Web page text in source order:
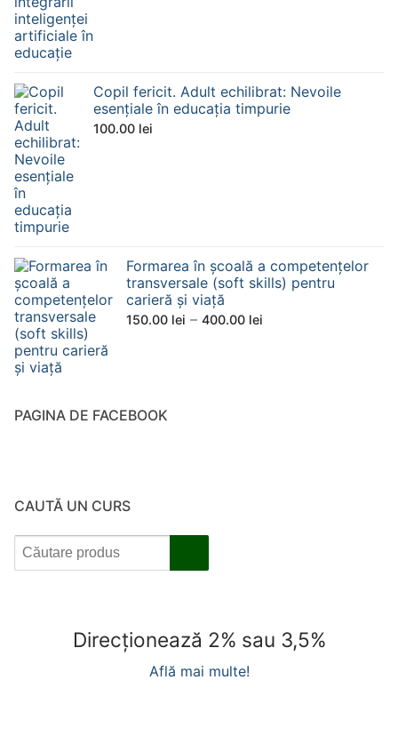
Copil fericit. Adult echilibrat: Nevoile
esențiale în educația timpurie
100.00 lei
Formarea în școală a competențelor
transversale (soft skills) pentru
carieră și viață
150.00 lei – 400.00 lei
PAGINA DE FACEBOOK
CAUTĂ UN CURS
Direcționează 2% sau 3,5%
Află mai multe!